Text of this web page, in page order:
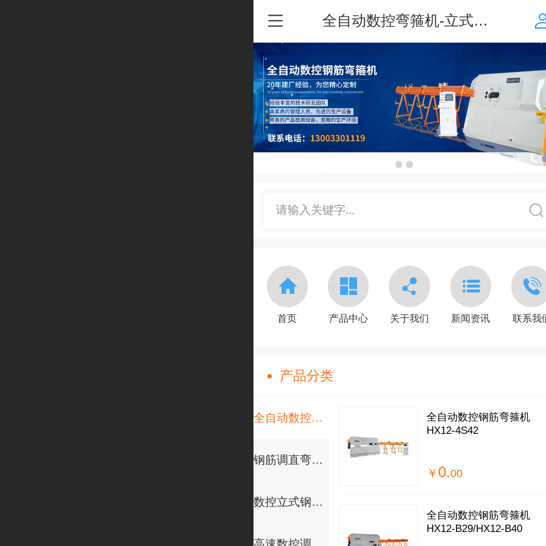
全自动数控弯箍机-立式钢筋弯曲中心-五机头弯箍机-箍筋板筋一体机-无锡华夏机械制造有限公司
请输入关键字...
首页 产品中心 关于我们 新闻资讯 联系我
产品分类
全自动数控钢筋弯箍机
钢筋调直弯箍一体机
数控立式钢筋弯曲中心
全自动数控钢筋弯箍机
HX12-4S42
￥ 0.00
全自动数控钢筋弯箍机
HX12-B29/HX12-B40